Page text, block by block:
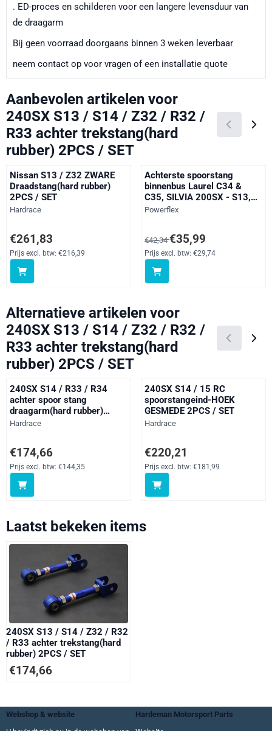
. ED-proces en schilderen voor een langere levensduur van
de draagarm
Bij geen voorraad doorgaans binnen 3 weken leverbaar
neem contact op voor vragen of een installatie quote
Aanbevolen artikelen voor
240SX S13 / S14 / Z32 / R32 /
R33 achter trekstang(hard
rubber) 2PCS / SET
Nissan S13 / Z32 ZWARE
Draadstang(hard rubber)
2PCS / SET
Merk:
Hardrace
Prijs: 261,83, exclusief btw: 216,39
€261,83
Prijs excl. btw: €216,39
Achterste spoorstang
binnenbus Laurel C34 &
C35, SILVIA 200SX - S13,
S14, & S15, Skyline, Stagea
Merk:
Powerflex
Van 42,34 voor 35,99, exclusief
€42,34€35,99
Prijs excl. btw: €29,74
Alternatieve artikelen voor
240SX S13 / S14 / Z32 / R32 /
R33 achter trekstang(hard
rubber) 2PCS / SET
240SX S14 / R33 / R34
achter spoor stang
draagarm(hard rubber)
2PCS / SET
Merk:
Hardrace
Prijs: 174,66, exclusief btw: 144,35
€174,66
Prijs excl. btw: €144,35
240SX S14 / 15 RC
spoorstangeind-HOEK
GESMEDE 2PCS / SET
Merk:
Hardrace
Prijs: 220,21, exclusief btw:
€220,21
Prijs excl. btw: €181,99
Laatst bekeken items
240SX S13 / S14 / Z32 / R32
/ R33 achter trekstang(hard
rubber) 2PCS / SET
€174,66
Webshop & website
Hardeman Motorsport Parts